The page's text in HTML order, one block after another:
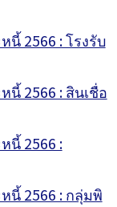
นี้ 2566 : โรงรับ
นี้ 2566 : สินเชื่อ
นี้ 2566 :
นี้ 2566 : กลุ่มพิ